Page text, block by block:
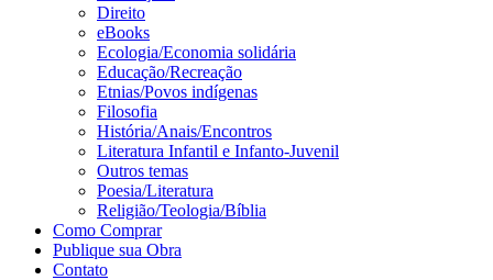
Direito
eBooks
Ecologia/Economia solidária
Educação/Recreação
Etnias/Povos indígenas
Filosofia
História/Anais/Encontros
Literatura Infantil e Infanto-Juvenil
Outros temas
Poesia/Literatura
Religião/Teologia/Bíblia
Como Comprar
Publique sua Obra
Contato